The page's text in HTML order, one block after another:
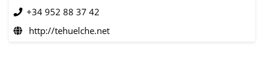
+34 952 88 37 42
http://tehuelche.net